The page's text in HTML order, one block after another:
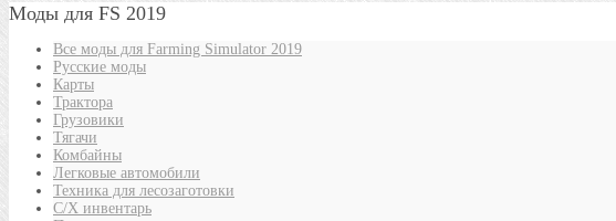
Моды для FS 2019
Все моды для Farming Simulator 2019
Русские моды
Карты
Трактора
Грузовики
Тягачи
Комбайны
Легковые автомобили
Техника для лесозаготовки
С/Х инвентарь